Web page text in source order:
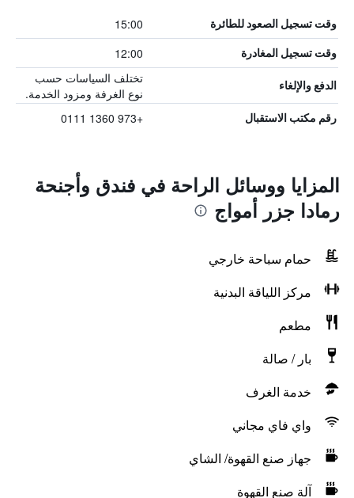
وقت تسجيل الصعود للطائرة 15:00
وقت تسجيل المغادرة 12:00
الدفع والإلغاء
تختلف السياسات حسب
نوع الغرفة ومزود الخدمة.
رقم مكتب الاستقبال +973 1360 0111
المزايا ووسائل الراحة في فندق وأجنحة
رمادا جزر أمواج
حمام سباحة خارجي
مركز اللياقة البدنية
مطعم
بار / صالة
خدمة الغرف
واي فاي مجاني
جهاز صنع القهوة/ الشاي
آلة صنع القهوة